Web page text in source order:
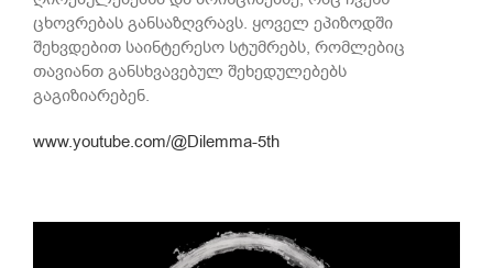
ცხოვრებას განსაზღვრავს. ყოველ ეპიზოდში
შეხვდებით საინტერესო სტუმრებს, რომლებიც
თავიანთ განსხვავებულ შეხედულებებს
გაგიზიარებენ.
www.youtube.com/@Dilemma-5th